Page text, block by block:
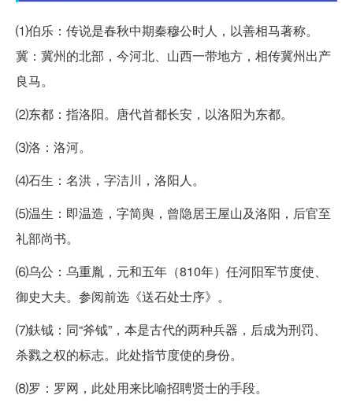
⑴伯乐：传说是春秋中期秦穆公时人，以善相马著称。
冀：冀州的北部，今河北、山西一带地方，相传冀州出产
良马。
⑵东都：指洛阳。唐代首都长安，以洛阳为东都。
⑶洛：洛河。
⑷石生：名洪，字洁川，洛阳人。
⑸温生：即温造，字简舆，曾隐居王屋山及洛阳，后官至
礼部尚书。
⑹乌公：乌重胤，元和五年（810年）任河阳军节度使、
御史大夫。参阅前选《送石处士序》。
⑺鈇钺：同“斧钺”，本是古代的两种兵器，后成为刑罚、
杀戮之权的标志。此处指节度使的身份。
⑻罗：罗网，此处用来比喻招聘贤士的手段。